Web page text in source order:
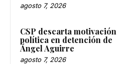
agosto 7, 2026
CSP descarta motivación
política en detención de
Ángel Aguirre
agosto 7, 2026